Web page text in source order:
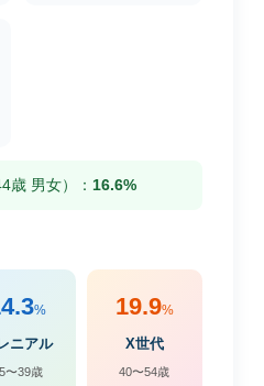
歳 男女）： 16.6%
%
ニアル
〜39歳
19.9%
X世代
40〜54歳